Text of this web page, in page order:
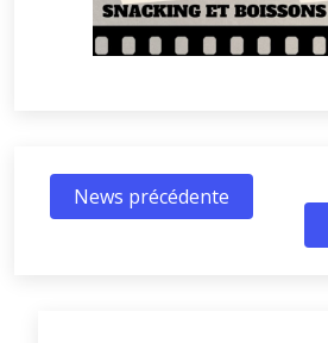
News précédente